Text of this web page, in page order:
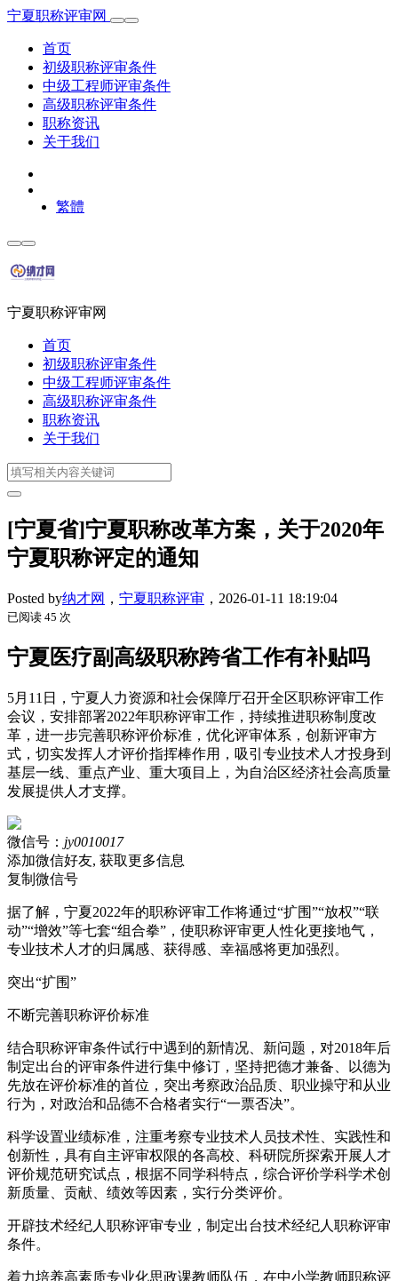
宁夏职称评审网
首页
初级职称评审条件
中级工程师评审条件
高级职称评审条件
职称资讯
关于我们
繁體
宁夏职称评审网
首页
初级职称评审条件
中级工程师评审条件
高级职称评审条件
职称资讯
关于我们
[宁夏省]宁夏职称改革方案，关于2020年
宁夏职称评定的通知
Posted by纳才网 ， 宁夏职称评审 ， 2026-01-11 18:19:04
已阅读 45 次
宁夏医疗副高级职称跨省工作有补贴吗
5月11日，宁夏人力资源和社会保障厅召开全区职称评审工作
会议，安排部署2022年职称评审工作，持续推进职称制度改
革，进一步完善职称评价标准，优化评审体系，创新评审方
式，切实发挥人才评价指挥棒作用，吸引专业技术人才投身到
基层一线、重点产业、重大项目上，为自治区经济社会高质量
发展提供人才支撑。
微信号： jy0010017
添加微信好友, 获取更多信息
复制微信号
据了解，宁夏2022年的职称评审工作将通过“扩围”“放权”“联
动”“增效”等七套“组合拳”，使职称评审更人性化更接地气，
专业技术人才的归属感、获得感、幸福感将更加强烈。
突出“扩围”
不断完善职称评价标准
结合职称评审条件试行中遇到的新情况、新问题，对2018年后
制定出台的评审条件进行集中修订，坚持把德才兼备、以德为
先放在评价标准的首位，突出考察政治品质、职业操守和从业
行为，对政治和品德不合格者实行“一票否决”。
科学设置业绩标准，注重考察专业技术人员技术性、实践性和
创新性，具有自主评审权限的各高校、科研院所探索开展人才
评价规范研究试点，根据不同学科特点，综合评价学科学术创
新质量、贡献、绩效等因素，实行分类评价。
开辟技术经纪人职称评审专业，制定出台技术经纪人职称评审
条件。
着力培养高素质专业化思政课教师队伍，在中小学教师职称评